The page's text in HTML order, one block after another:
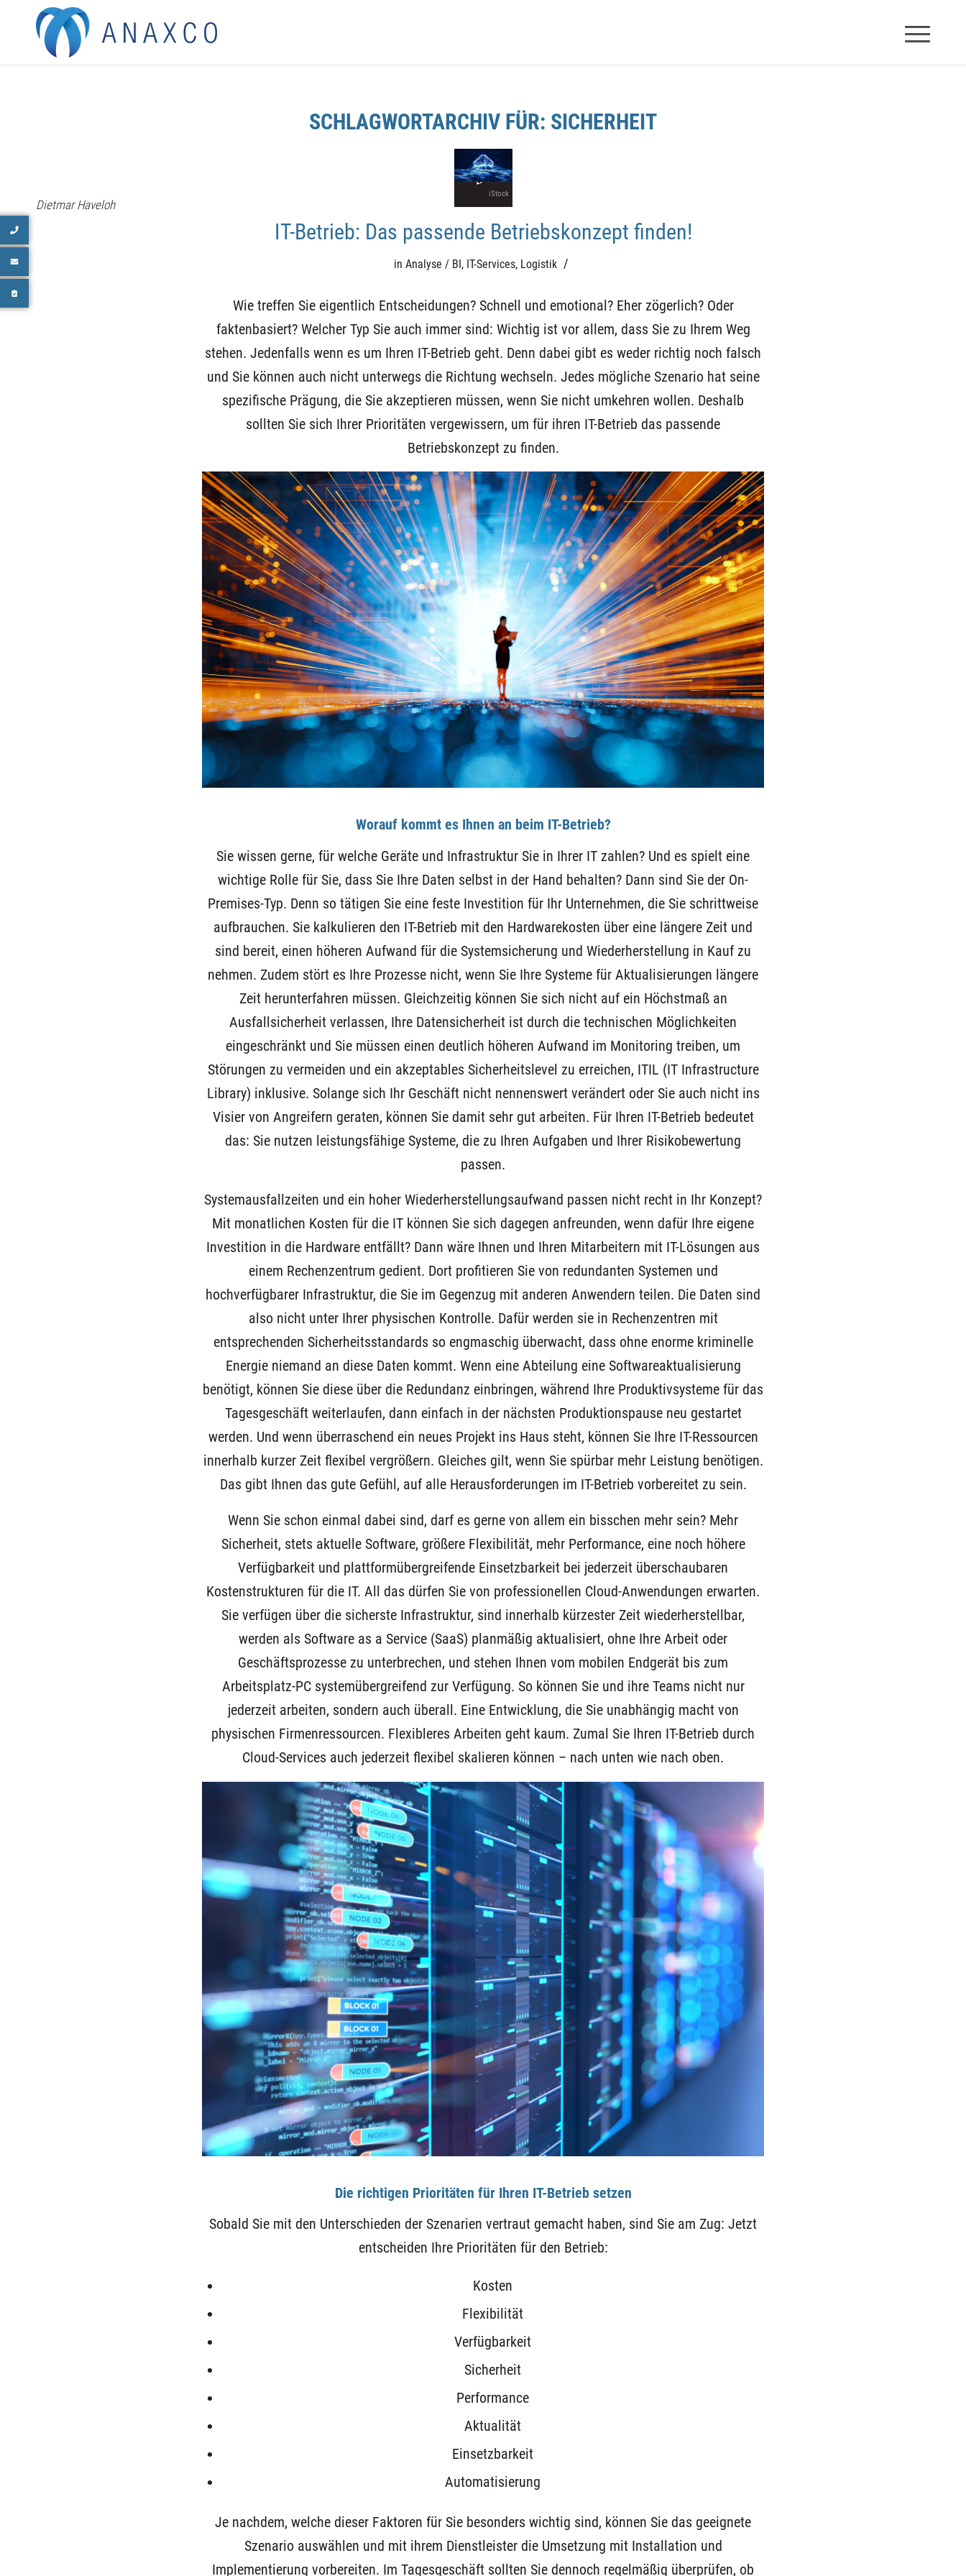
SCHLAGWORTARCHIV FÜR: SICHERHEIT
Dietmar Haveloh
iStock
IT-Betrieb: Das passende Betriebskonzept finden!
in Analyse / BI, IT-Services, Logistik /
Wie treffen Sie eigentlich Entscheidungen? Schnell und emotional? Eher zögerlich? Oder
faktenbasiert? Welcher Typ Sie auch immer sind: Wichtig ist vor allem, dass Sie zu Ihrem Weg
stehen. Jedenfalls wenn es um Ihren IT-Betrieb geht. Denn dabei gibt es weder richtig noch falsch
und Sie können auch nicht unterwegs die Richtung wechseln. Jedes mögliche Szenario hat seine
spezifische Prägung, die Sie akzeptieren müssen, wenn Sie nicht umkehren wollen. Deshalb
sollten Sie sich Ihrer Prioritäten vergewissern, um für ihren IT-Betrieb das passende
Betriebskonzept zu finden.
Worauf kommt es Ihnen an beim IT-Betrieb?
Sie wissen gerne, für welche Geräte und Infrastruktur Sie in Ihrer IT zahlen? Und es spielt eine
wichtige Rolle für Sie, dass Sie Ihre Daten selbst in der Hand behalten? Dann sind Sie der On-
Premises-Typ. Denn so tätigen Sie eine feste Investition für Ihr Unternehmen, die Sie schrittweise
aufbrauchen. Sie kalkulieren den IT-Betrieb mit den Hardwarekosten über eine längere Zeit und
sind bereit, einen höheren Aufwand für die Systemsicherung und Wiederherstellung in Kauf zu
nehmen. Zudem stört es Ihre Prozesse nicht, wenn Sie Ihre Systeme für Aktualisierungen längere
Zeit herunterfahren müssen. Gleichzeitig können Sie sich nicht auf ein Höchstmaß an
Ausfallsicherheit verlassen, Ihre Datensicherheit ist durch die technischen Möglichkeiten
eingeschränkt und Sie müssen einen deutlich höheren Aufwand im Monitoring treiben, um
Störungen zu vermeiden und ein akzeptables Sicherheitslevel zu erreichen, ITIL (IT Infrastructure
Library) inklusive. Solange sich Ihr Geschäft nicht nennenswert verändert oder Sie auch nicht ins
Visier von Angreifern geraten, können Sie damit sehr gut arbeiten. Für Ihren IT-Betrieb bedeutet
das: Sie nutzen leistungsfähige Systeme, die zu Ihren Aufgaben und Ihrer Risikobewertung
passen.
Systemausfallzeiten und ein hoher Wiederherstellungsaufwand passen nicht recht in Ihr Konzept?
Mit monatlichen Kosten für die IT können Sie sich dagegen anfreunden, wenn dafür Ihre eigene
Investition in die Hardware entfällt? Dann wäre Ihnen und Ihren Mitarbeitern mit IT-Lösungen aus
einem Rechenzentrum gedient. Dort profitieren Sie von redundanten Systemen und
hochverfügbarer Infrastruktur, die Sie im Gegenzug mit anderen Anwendern teilen. Die Daten sind
also nicht unter Ihrer physischen Kontrolle. Dafür werden sie in Rechenzentren mit
entsprechenden Sicherheitsstandards so engmaschig überwacht, dass ohne enorme kriminelle
Energie niemand an diese Daten kommt. Wenn eine Abteilung eine Softwareaktualisierung
benötigt, können Sie diese über die Redundanz einbringen, während Ihre Produktivsysteme für das
Tagesgeschäft weiterlaufen, dann einfach in der nächsten Produktionspause neu gestartet
werden. Und wenn überraschend ein neues Projekt ins Haus steht, können Sie Ihre IT-Ressourcen
innerhalb kurzer Zeit flexibel vergrößern. Gleiches gilt, wenn Sie spürbar mehr Leistung benötigen.
Das gibt Ihnen das gute Gefühl, auf alle Herausforderungen im IT-Betrieb vorbereitet zu sein.
Wenn Sie schon einmal dabei sind, darf es gerne von allem ein bisschen mehr sein? Mehr
Sicherheit, stets aktuelle Software, größere Flexibilität, mehr Performance, eine noch höhere
Verfügbarkeit und plattformübergreifende Einsetzbarkeit bei jederzeit überschaubaren
Kostenstrukturen für die IT. All das dürfen Sie von professionellen Cloud-Anwendungen erwarten.
Sie verfügen über die sicherste Infrastruktur, sind innerhalb kürzester Zeit wiederherstellbar,
werden als Software as a Service (SaaS) planmäßig aktualisiert, ohne Ihre Arbeit oder
Geschäftsprozesse zu unterbrechen, und stehen Ihnen vom mobilen Endgerät bis zum
Arbeitsplatz-PC systemübergreifend zur Verfügung. So können Sie und ihre Teams nicht nur
jederzeit arbeiten, sondern auch überall. Eine Entwicklung, die Sie unabhängig macht von
physischen Firmenressourcen. Flexibleres Arbeiten geht kaum. Zumal Sie Ihren IT-Betrieb durch
Cloud-Services auch jederzeit flexibel skalieren können – nach unten wie nach oben.
Die richtigen Prioritäten für Ihren IT-Betrieb setzen
Sobald Sie mit den Unterschieden der Szenarien vertraut gemacht haben, sind Sie am Zug: Jetzt
entscheiden Ihre Prioritäten für den Betrieb:
Kosten
Flexibilität
Verfügbarkeit
Sicherheit
Performance
Aktualität
Einsetzbarkeit
Automatisierung
Je nachdem, welche dieser Faktoren für Sie besonders wichtig sind, können Sie das geeignete
Szenario auswählen und mit ihrem Dienstleister die Umsetzung mit Installation und
Implementierung vorbereiten. Im Tagesgeschäft sollten Sie dennoch regelmäßig überprüfen, ob